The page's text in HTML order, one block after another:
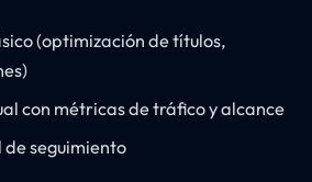
(optimización de títulos,
con métricas de tráfico y alcance
de seguimiento